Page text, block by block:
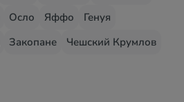
Осло Яффо
Генуя
Закопане
Чешский Крумлов